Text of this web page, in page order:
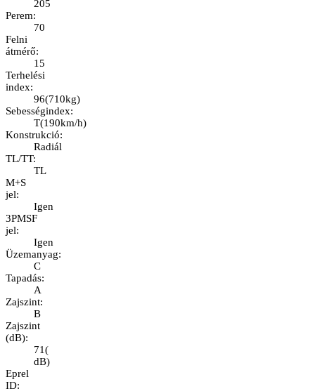
205
Perem:
70
Felni
átmérő:
15
Terhelési
index:
96(710kg)
Sebességindex:
T(190km/h)
Konstrukció:
Radiál
TL/TT:
TL
M+S
jel:
Igen
3PMSF
jel:
Igen
Üzemanyag:
C
Tapadás:
A
Zajszint:
B
Zajszint
(dB):
71(
dB)
Eprel
ID: